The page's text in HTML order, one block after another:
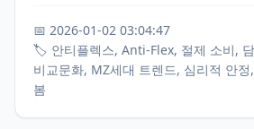
📅 2026-01-02 03:04:47
🏷️ 안티플렉스, Anti-Flex, 절제 소비,
비교문화, MZ세대 트렌드, 심리적 안
봄